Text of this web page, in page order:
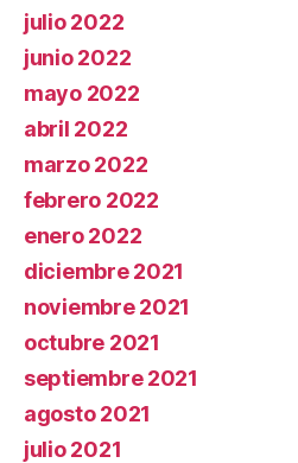
julio 2022
junio 2022
mayo 2022
abril 2022
marzo 2022
febrero 2022
enero 2022
diciembre 2021
noviembre 2021
octubre 2021
septiembre 2021
agosto 2021
julio 2021